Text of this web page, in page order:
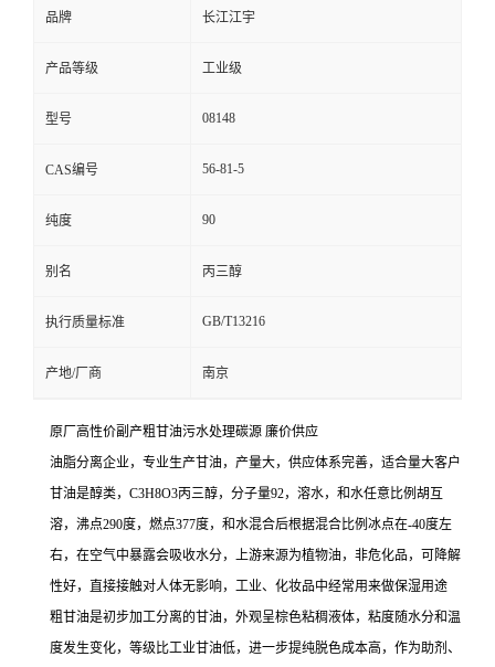
品牌 长江江宇
产品等级 工业级
型号 08148
CAS编号 56-81-5
纯度 90
别名 丙三醇
执行质量标准 GB/T13216
产地/厂商 南京
原厂高性价副产粗甘油污水处理碳源 廉价供应
油脂分离企业，专业生产甘油，产量大，供应体系完善，适合量大客户
甘油是醇类，C3H8O3丙三醇，分子量92，溶水，和水任意比例胡互
溶，沸点290度，燃点377度，和水混合后根据混合比例冰点在-40度左
右，在空气中暴露会吸收水分，上游来源为植物油，非危化品，可降解
性好，直接接触对人体无影响，工业、化妆品中经常用来做保湿用途
粗甘油是初步加工分离的甘油，外观呈棕色粘稠液体，粘度随水分和温
度发生变化，等级比工业甘油低，进一步提纯脱色成本高，作为助剂、